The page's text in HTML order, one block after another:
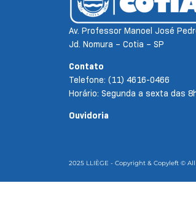
Av. Professor Manoel José
Jd. Nomura – Cotia – SP
Contato
Telefone: (11) 4616-0466
Horário: Segunda a sexta das
Ouvidoria
2025 LLIÈGE - Copyright & Copyleft ©